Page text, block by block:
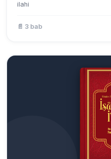
ilahi
📄 3 bab